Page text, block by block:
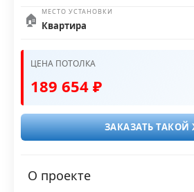
🏠 МЕСТО УСТАНОВКИ
Квартира
ЦЕНА ПОТОЛКА
189 654 ₽
ЗАКАЗАТЬ ТАКОЙ
О проекте